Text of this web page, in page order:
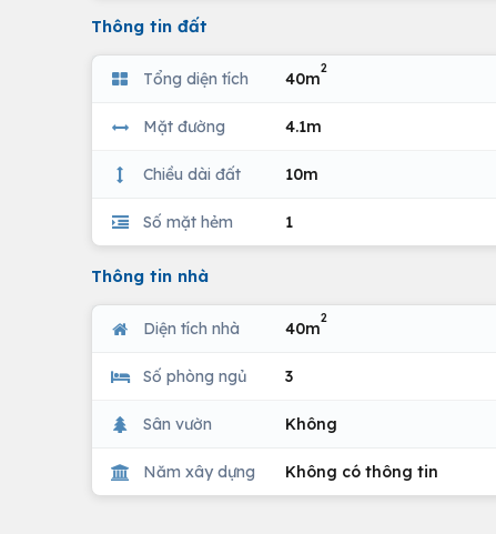
Thông tin đất
Tổng diện tích 40m
2
Mặt đường 4.1m
Chiều dài đất 10m
Số mặt hẻm 1
Thông tin nhà
Diện tích nhà 40m
2
Số phòng ngủ 3
Sân vườn Không
Năm xây dựng Không có thông tin